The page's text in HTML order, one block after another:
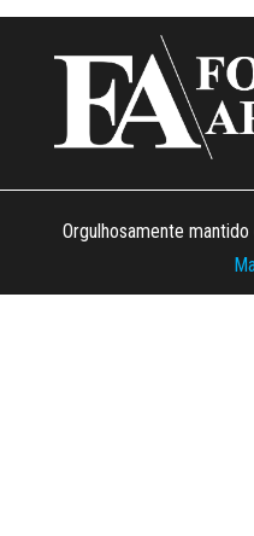
Orgulhosamente